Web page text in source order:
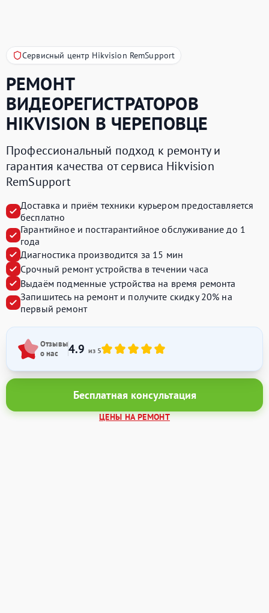
Сервисный центр Hikvision RemSupport
РЕМОНТ
ВИДЕОРЕГИСТРАТОРОВ
HIKVISION В ЧЕРЕПОВЦЕ
Профессиональный подход к ремонту и
гарантия качества от сервиса Hikvision
RemSupport
Доставка и приём техники курьером предоставляется
бесплатно
Гарантийное и постгарантийное обслуживание до 1
года
Диагностика производится за 15 мин
Срочный ремонт устройства в течении часа
Выдаём подменные устройства на время ремонта
Запишитесь на ремонт и получите скидку 20% на
первый ремонт
Отзывы
о нас
4.9 из 5
Бесплатная консультация
ЦЕНЫ НА РЕМОНТ